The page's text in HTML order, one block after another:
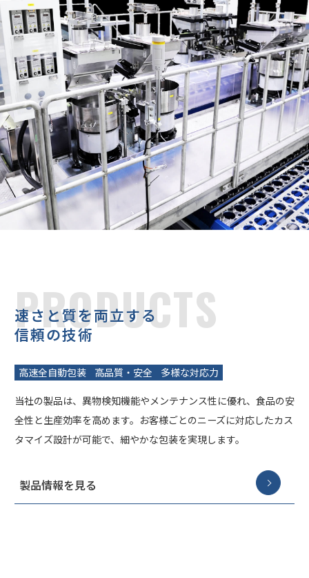
PRODUCTS
速さと質を両立する
信頼の技術
高速全自動包装 高品質・安全 多様な対応力
当社の製品は、異物検知機能やメンテナンス性に優れ、食品の安
全性と生産効率を高めます。お客様ごとのニーズに対応したカス
タマイズ設計が可能で、細やかな包装を実現します。
製品情報を見る